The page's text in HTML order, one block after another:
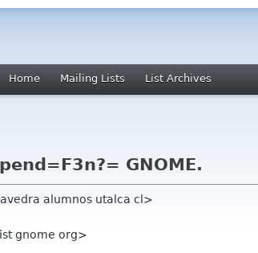
Home Mailing Lists List Archives
GNOME.
alumnos utalca cl>
gnome org>